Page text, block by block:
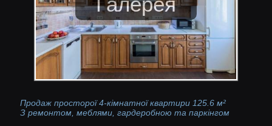
Продаж просторої 4-кімнатної квартири 125.6 м²
З ремонтом, меблями, гардеробною та паркінгом